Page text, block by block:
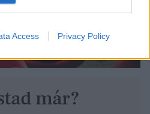
Access Privacy Policy
már?